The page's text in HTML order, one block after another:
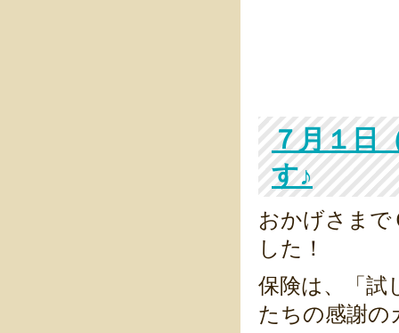
７月１
す♪
おかげさまで
した！
保険は、「試
たちの感謝の